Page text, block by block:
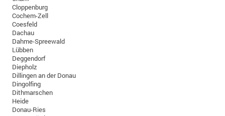
Cloppenburg
Cochem-Zell
Coesfeld
Dachau
Dahme-Spreewald
Lübben
Deggendorf
Diepholz
Dillingen an der Donau
Dingolfing
Dithmarschen
Heide
Donau-Ries